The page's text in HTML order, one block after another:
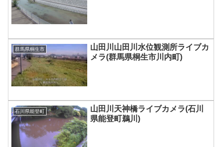
群馬県桐生市
山田川山田川水位観測所ライブカ
メラ(群馬県桐生市川内町)
石川県能登町
山田川天神橋ライブカメラ(石川
県能登町鵜川)